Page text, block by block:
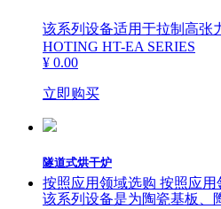
该系列设备适用于拉制高张
HOTING HT-EA SERIES
¥ 0.00
立即购买
隧道式烘干炉
该系列设备是为陶瓷基板、
按照应用领域选购 按照应用